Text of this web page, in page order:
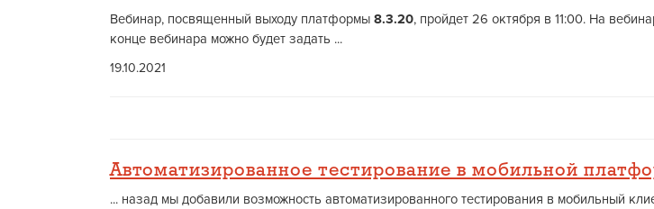
Вебинар, посвященный выходу платформы 8.3.20, пройдет 26 октября в 11:00. На
конце вебинара можно будет задать ...
19.10.2021
Автоматизированное тестирование в мобильной
... назад мы добавили возможность автоматизированного тестирования в мобильный